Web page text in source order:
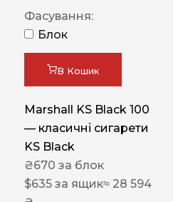
Фасування:
Блок
В Кошик
Marshall KS Black 100
— класичні сигарети
KS Black
₴670 за блок
$635 за ящик≈ 28 594